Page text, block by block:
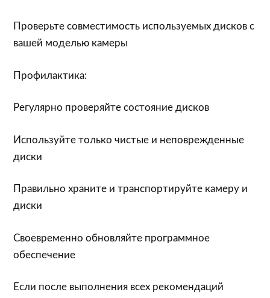
Проверьте совместимость используемых дисков с
вашей моделью камеры
Профилактика:
Регулярно проверяйте состояние дисков
Используйте только чистые и неповрежденные
диски
Правильно храните и транспортируйте камеру и
диски
Своевременно обновляйте программное
обеспечение
Если после выполнения всех рекомендаций